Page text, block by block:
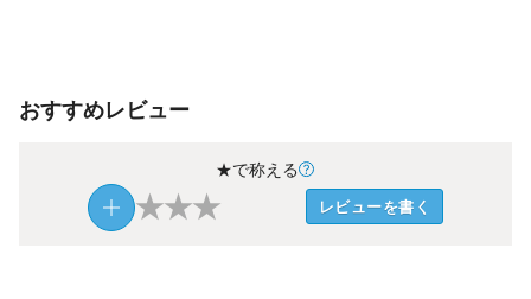
おすすめレビュー
★で称える
★★★ レビューを書く